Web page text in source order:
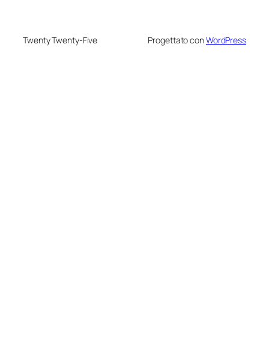
Twenty Twenty-Five Progettato conWordPress